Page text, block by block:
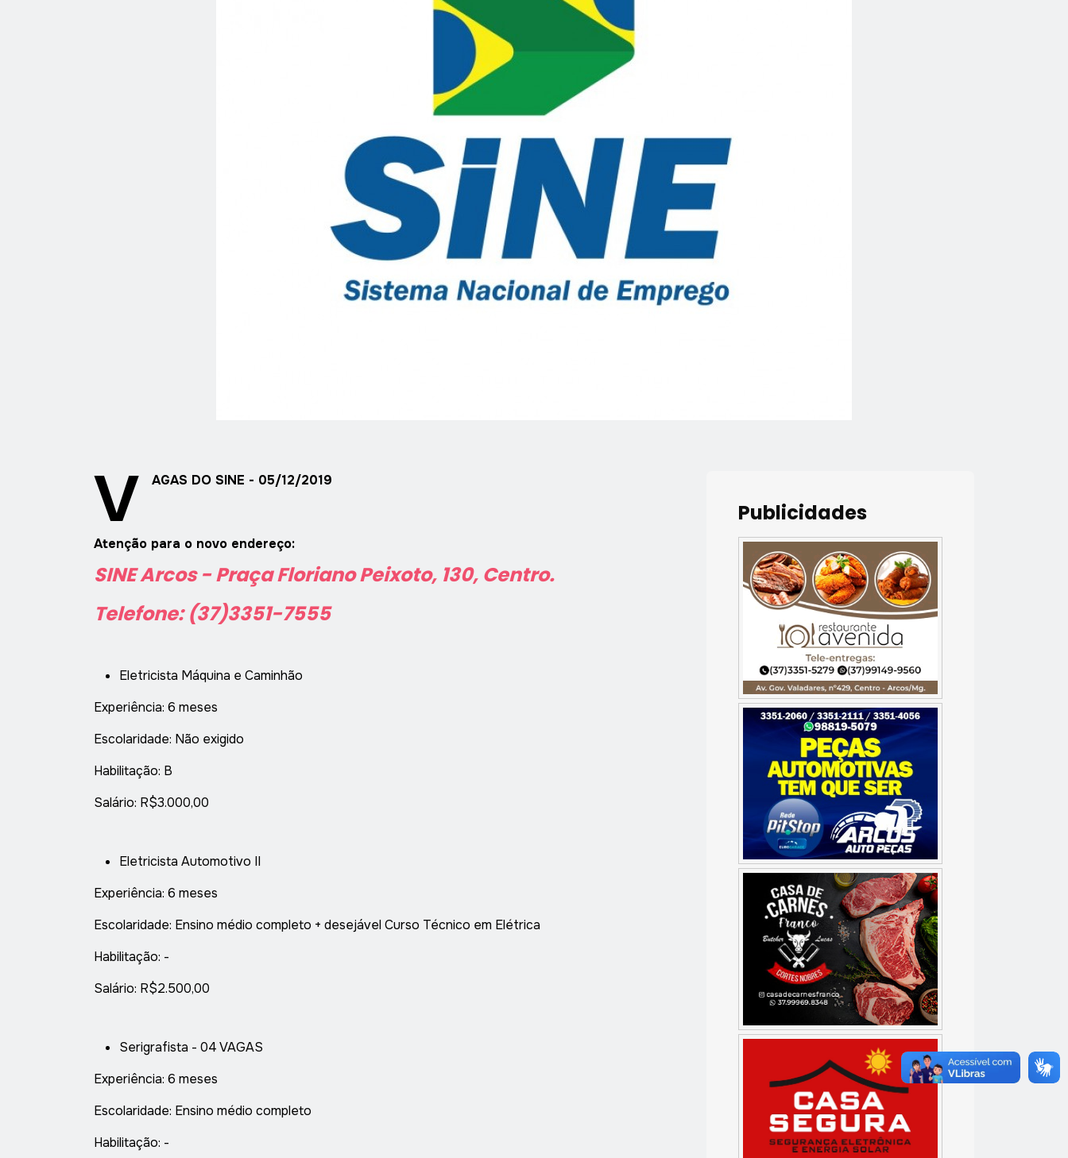
V AGAS DO SINE - 05/12/2019
Atenção para o novo endereço:
SINE Arcos -Praça Floriano Peixoto, 130, Centro.
Telefone: (37)3351-7555
Eletricista Máquina e Caminhão
Experiência: 6 meses
Escolaridade: Não exigido
Habilitação: B
Salário: R$3.000,00
Eletricista Automotivo II
Experiência: 6 meses
Escolaridade: Ensino médio completo + desejável Curso Técnico em Elétrica
Habilitação: -
Salário: R$2.500,00
Serigrafista - 04 VAGAS
Experiência: 6 meses
Escolaridade: Ensino médio completo
Habilitação: -
Publicidades